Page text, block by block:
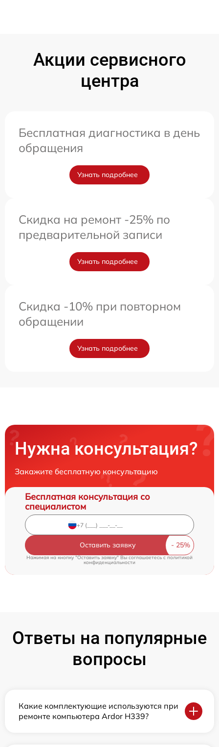
Акции сервисного
центра
Бесплатная диагностика в день
обращения
Узнать подробнее
Скидка на ремонт -25% по
предварительной записи
Узнать подробнее
Скидка -10% при повторном
обращении
Узнать подробнее
Нужна консультация?
Закажите бесплатную консультацию
Бесплатная консультация со
специалистом
Оставить заявку
Нажимая на кнопку "Оставить заявку" Вы соглашаетесь cполитикой
конфиденциальности
Ответы на популярные
вопросы
Какие комплектующие используются при
ремонте компьютера Ardor H339?